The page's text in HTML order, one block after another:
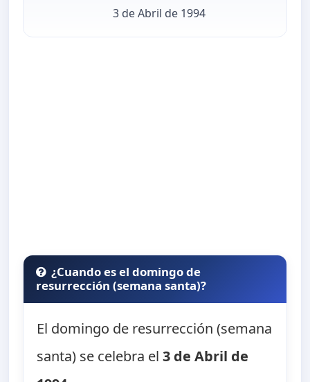
3 de Abril de 1994
¿Cuando es el domingo de
resurrección (semana santa)?
El domingo de resurrección (semana
santa) se celebra el3 de Abril de